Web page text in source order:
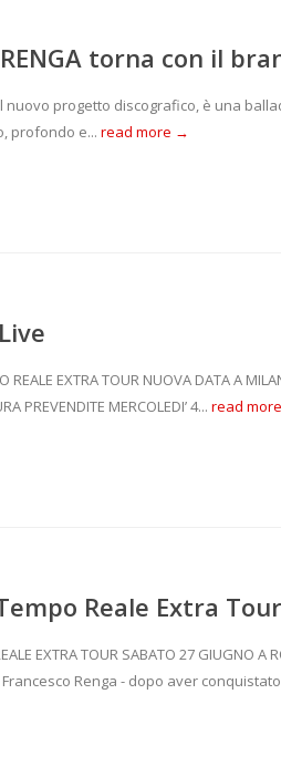
RENGA torna con il
progetto discografico, è una
profondo e... read more →
REALE EXTRA TOUR NUOVA DATA A
PREVENDITE MERCOLEDI’ 4... read
Reale Extra Tour
EXTRA TOUR SABATO 27 GIUGNO A
Renga - dopo aver